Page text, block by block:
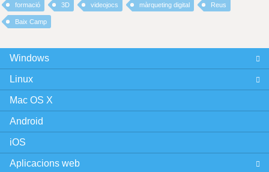
formació 3D videojocs màrqueting digital Reus
Baix Camp
Windows
Linux
Mac OS X
Android
iOS
Aplicacions web